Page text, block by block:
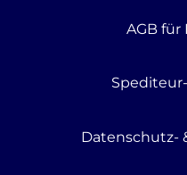
AGB für
Datenschutz-